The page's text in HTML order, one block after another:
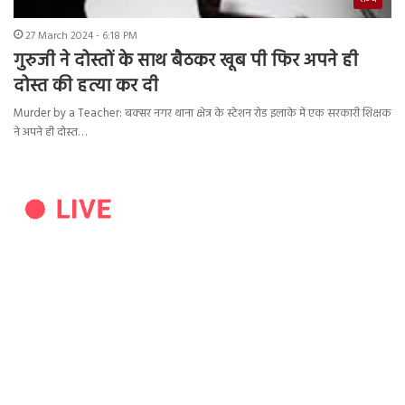
27 March 2024 - 6:18 PM
गुरुजी ने दोस्तों के साथ बैठकर खूब पी फिर अपने ही
दोस्त की हत्या कर दी
Murder by a Teacher: बक्सर नगर थाना क्षेत्र के स्टेशन रोड इलाके में एक सरकारी शिक्षक
ने अपने ही दोस्त…